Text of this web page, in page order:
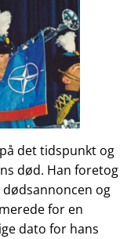
det tidspunkt og
død. Han foretog
og
for en
dato for hans